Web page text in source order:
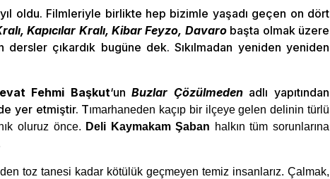
oldu. Filmleriyle birlikte hep bizimle yaşadı geçen on dört
Kapıcılar Kralı, Kibar Feyzo, Davarobaşta olmak üzere
çıkardık bugüne dek. Sıkılmadan yeniden yeniden
Fehmi Başkut‘unBuzlar Çözülmedenadlı yapıtından
yer etmiştir. Tımarhaneden kaçıp bir ilçeye gelen delinin türlü
oluruz önce. Deli Kaymakam Şaban halkın tüm sorunlarına
toz tanesi kadar kötülük geçmeyen temiz insanlarız. Çalmak,